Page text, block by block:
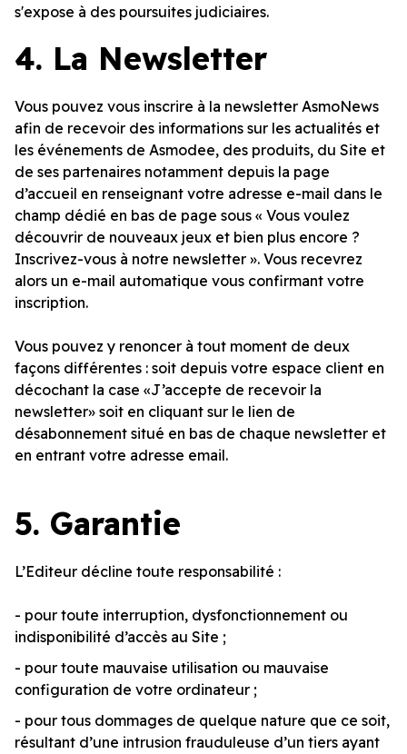
s'expose à des poursuites judiciaires.
4. La Newsletter
Vous pouvez vous inscrire à la newsletter AsmoNews
afin de recevoir des informations sur les actualités et
les événements de Asmodee, des produits, du Site et
de ses partenaires notamment depuis la page
d’accueil en renseignant votre adresse e-mail dans le
champ dédié en bas de page sous « Vous voulez
découvrir de nouveaux jeux et bien plus encore ?
Inscrivez-vous à notre newsletter ». Vous recevrez
alors un e-mail automatique vous confirmant votre
inscription.
Vous pouvez y renoncer à tout moment de deux
façons différentes : soit depuis votre espace client en
décochant la case «J’accepte de recevoir la
newsletter» soit en cliquant sur le lien de
désabonnement situé en bas de chaque newsletter et
en entrant votre adresse email.
5. Garantie
L’Editeur décline toute responsabilité :
- pour toute interruption, dysfonctionnement ou
indisponibilité d’accès au Site ;
- pour toute mauvaise utilisation ou mauvaise
configuration de votre ordinateur ;
- pour tous dommages de quelque nature que ce soit,
résultant d’une intrusion frauduleuse d’un tiers ayant